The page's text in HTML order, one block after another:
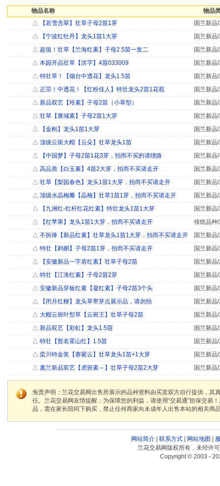
物品名称
物品
△ 【若雪含翠】壮草子母2苗1芽
国兰新品
△ 【宁波红牡丹】龙头1苗1大芽
国兰新品
△ 超值！壮草【兰海红素】子母2.5苗一发二
国兰新品
△ 本园开品壮草【洪字】4苗033009
国兰新品
△ 特壮草！【烟台中透花】龙头1.5苗
国兰新品
△ 正宗！中透花！【红粉佳人】特壮龙头2苗1花苞
国兰新品
△ 新品双艺【玲素】子母2苗（小草型）
国兰新品
△ 壮草【褒城素】子母2苗1大芽
国兰新品
△ 【金刚】龙头1苗1大芽
国兰新品
△ 顶级云斑大帽【云朵】壮草龙头1苗
国兰新品
△ 【中国梦】子母2苗1花3芽，拍而不买的请绕路
国兰新品
△ 高品质【白玉素】4苗2大芽，拍而不买请走开
国兰新品
△ 壮草【梨园春色】龙头1苗1大芽，拍而不买请走开
国兰新品
△ 顶级水晶梅瓣【晶梅】壮草1苗1芽，拍而不买请走开
国兰新品
△ 【九洲红-红杆红花红素】特壮龙头1苗1大芽
国兰新品
△ 【红苹果】龙头1苗1大芽，拍而不买请走开
传统品种
△ 不拆捧【新品红素】壮草龙头1苗1大芽，拍而不买请走开
国兰新品
△ 特壮【鹈鹕】子母2苗1芽，拍而不买请走开
国兰新品
△ 【安徽新品一字肩红素】壮草子母2苗
国兰新品
△ 特壮【江淮红素】子母2苗2芽
国兰新品
△ 安徽新品穿板红素【凝红素】子母2苗3个头
国兰新品
△ 【闭月红柳】龙头草带芽点展示品，请勿拍
国兰新品
△ 大帽云斑叶型草【云斑王】壮草子母2苗
国兰新品
△ 新品双艺【彩虹】龙头1.5苗
国兰新品
△ 特壮【暂名霍山红】1.5苗
国兰新品
△ 栾川特金奖【赛紫云】壮草龙头1苗+1大芽
国兰新品
△ 蕙兰新品双艺【虎斑素～】壮草子母2苗2大芽 国兰新品
免责声明：兰花交易网出售所展示的品种资料由买卖双方自行提供，
任。兰花交易网友情提醒：为保障您的利益，请使用“交易通”担保交
品，需在家长陪同下购买，禁止任何商家向未成年人出售本站的相关商
网站简介| 联系方式| 网站地图
兰花交易网版权所有，未经许
Copyright © 2003 -